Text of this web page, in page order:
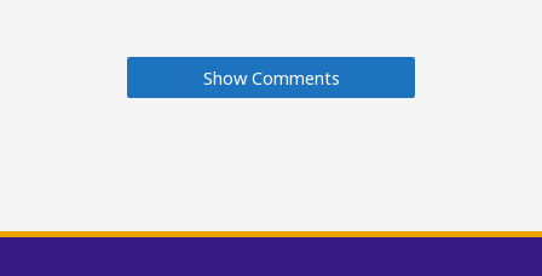
Show Comments